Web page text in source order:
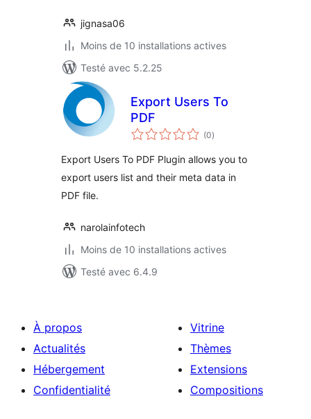
jignasa06
Moins de 10 installations actives
Testé avec 5.2.25
Export Users To
PDF
(0notes
en
)
Export Users To PDF Plugin allows you to
export users list and their meta data in
PDF file.
narolainfotech
Moins de 10 installations actives
Testé avec 6.4.9
À propos
Actualités
Hébergement
Confidentialité
Vitrine
Thèmes
Extensions
Compositions